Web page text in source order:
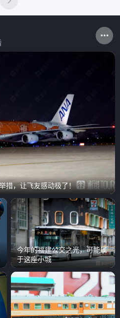
措，让飞友感动极了！
今年的福建公交之光，可能属
于这座小城